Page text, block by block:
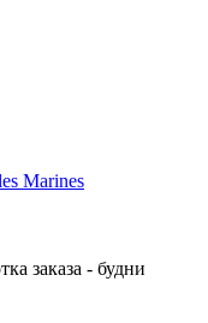
Marines
заказа - будни